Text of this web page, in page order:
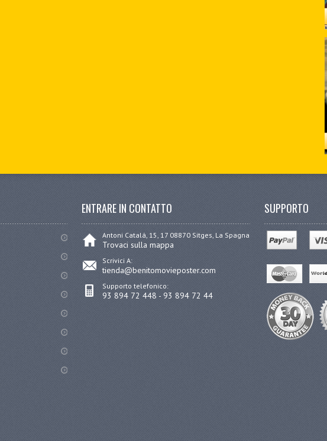
ENTRARE IN CONTATTO
Antoni Catalá, 15, 17 08870 Sitges, La Spagna
Trovaci sulla mappa
Scrivici A:
tienda@benitomovieposter.com
Supporto telefonico:
93 894 72 448 - 93 894 72 44
SUPPORTO